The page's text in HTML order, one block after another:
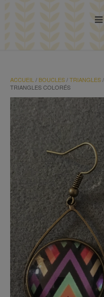
ACCUEIL / BOUCLES/TRIANGLES
TRIANGLES COLORÉS